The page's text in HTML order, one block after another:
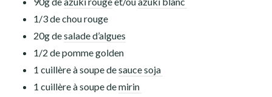
1/3 de chou rouge
20g desalade d’algues
1/2 de pomme golden
1 cuillère à soupe desauce soja
1 cuillère à soupe demirin